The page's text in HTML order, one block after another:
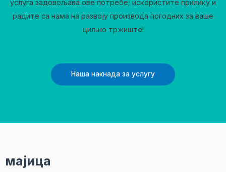
услуга задовољава ове потребе; искористите прилику и
радите са нама на развоју производа погодних за ваше
циљно тржиште!
Наша накнада за услугу
мајица